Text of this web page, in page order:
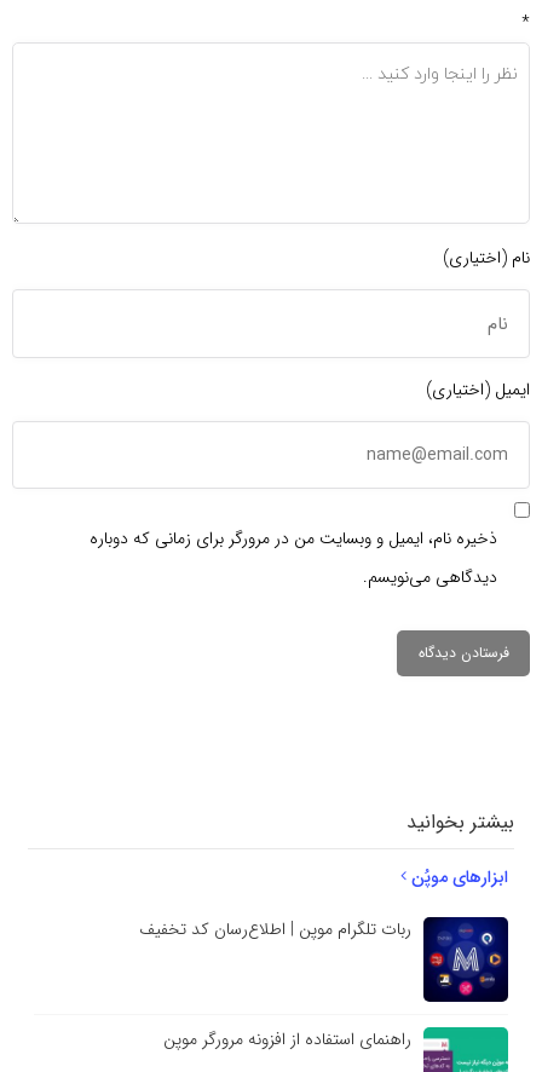
*
نام (اختیاری)
ایمیل (اختیاری)
ذخیره نام، ایمیل و وبسایت من در مرورگر برای زمانی که دوباره
دیدگاهی می‌نویسم.
بیشتر بخوانید
ابزارهای موپُن
ربات تلگرام موپن | اطلاع‌رسان کد تخفیف
راهنمای استفاده از افزونه مرورگر موپن